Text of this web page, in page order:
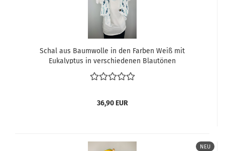
Schal aus Baumwolle in den Farben Weiß mit
Eukalyptus in verschiedenen Blautönen
36,90 EUR
NEU